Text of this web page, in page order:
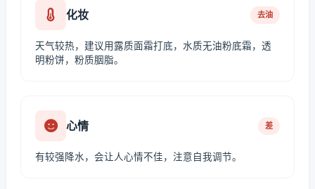
化妆 去油
天气较热，建议用露质面霜打底，水质无油粉底霜，透
明粉饼，粉质胭脂。
心情 差
有较强降水，会让人心情不佳，注意自我调节。